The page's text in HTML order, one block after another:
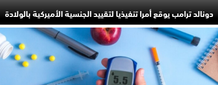
دونالد ترامب يوقع أمرا تنفيذيا لتقييد الجنسية الأميركية بالولادة